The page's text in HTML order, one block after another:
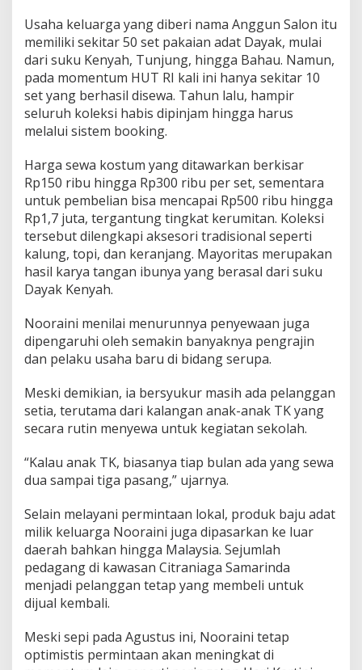
Usaha keluarga yang diberi nama Anggun Salon itu
memiliki sekitar 50 set pakaian adat Dayak, mulai
dari suku Kenyah, Tunjung, hingga Bahau. Namun,
pada momentum HUT RI kali ini hanya sekitar 10
set yang berhasil disewa. Tahun lalu, hampir
seluruh koleksi habis dipinjam hingga harus
melalui sistem booking.
Harga sewa kostum yang ditawarkan berkisar
Rp150 ribu hingga Rp300 ribu per set, sementara
untuk pembelian bisa mencapai Rp500 ribu hingga
Rp1,7 juta, tergantung tingkat kerumitan. Koleksi
tersebut dilengkapi aksesori tradisional seperti
kalung, topi, dan keranjang. Mayoritas merupakan
hasil karya tangan ibunya yang berasal dari suku
Dayak Kenyah.
Nooraini menilai menurunnya penyewaan juga
dipengaruhi oleh semakin banyaknya pengrajin
dan pelaku usaha baru di bidang serupa.
Meski demikian, ia bersyukur masih ada pelanggan
setia, terutama dari kalangan anak-anak TK yang
secara rutin menyewa untuk kegiatan sekolah.
“Kalau anak TK, biasanya tiap bulan ada yang sewa
dua sampai tiga pasang,” ujarnya.
Selain melayani permintaan lokal, produk baju adat
milik keluarga Nooraini juga dipasarkan ke luar
daerah bahkan hingga Malaysia. Sejumlah
pedagang di kawasan Citraniaga Samarinda
menjadi pelanggan tetap yang membeli untuk
dijual kembali.
Meski sepi pada Agustus ini, Nooraini tetap
optimistis permintaan akan meningkat di